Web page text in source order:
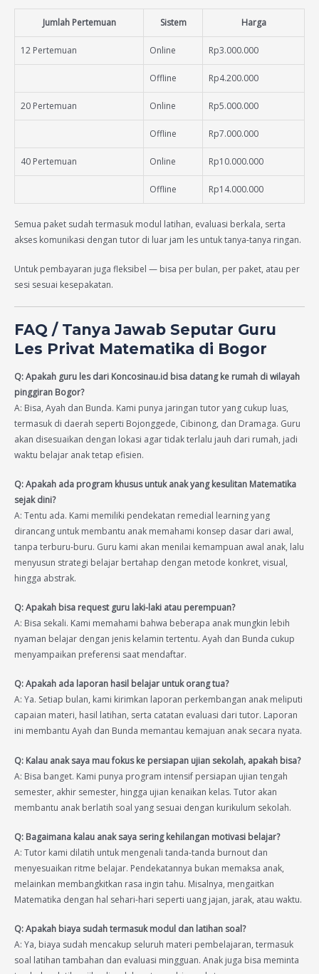
Jumlah Pertemuan Sistem Harga
12 Pertemuan Online Rp3.000.000
Offline Rp4.200.000
20 Pertemuan Online Rp5.000.000
Offline Rp7.000.000
40 Pertemuan Online Rp10.000.000
Offline Rp14.000.000
Semua paket sudah termasuk modul latihan, evaluasi berkala, serta
akses komunikasi dengan tutor di luar jam les untuk tanya-tanya ringan.
Untuk pembayaran juga fleksibel — bisa per bulan, per paket, atau per
sesi sesuai kesepakatan.
FAQ / Tanya Jawab Seputar Guru
Les Privat Matematika di Bogor
Q: Apakah guru les dari Koncosinau.id bisa datang ke rumah di wilayah
pinggiran Bogor?
A: Bisa, Ayah dan Bunda. Kami punya jaringan tutor yang cukup luas,
termasuk di daerah seperti Bojonggede, Cibinong, dan Dramaga. Guru
akan disesuaikan dengan lokasi agar tidak terlalu jauh dari rumah, jadi
waktu belajar anak tetap efisien.
Q: Apakah ada program khusus untuk anak yang kesulitan Matematika
sejak dini?
A: Tentu ada. Kami memiliki pendekatan remedial learning yang
dirancang untuk membantu anak memahami konsep dasar dari awal,
tanpa terburu-buru. Guru kami akan menilai kemampuan awal anak, lalu
menyusun strategi belajar bertahap dengan metode konkret, visual,
hingga abstrak.
Q: Apakah bisa request guru laki-laki atau perempuan?
A: Bisa sekali. Kami memahami bahwa beberapa anak mungkin lebih
nyaman belajar dengan jenis kelamin tertentu. Ayah dan Bunda cukup
menyampaikan preferensi saat mendaftar.
Q: Apakah ada laporan hasil belajar untuk orang tua?
A: Ya. Setiap bulan, kami kirimkan laporan perkembangan anak meliputi
capaian materi, hasil latihan, serta catatan evaluasi dari tutor. Laporan
ini membantu Ayah dan Bunda memantau kemajuan anak secara nyata.
Q: Kalau anak saya mau fokus ke persiapan ujian sekolah, apakah bisa?
A: Bisa banget. Kami punya program intensif persiapan ujian tengah
semester, akhir semester, hingga ujian kenaikan kelas. Tutor akan
membantu anak berlatih soal yang sesuai dengan kurikulum sekolah.
Q: Bagaimana kalau anak saya sering kehilangan motivasi belajar?
A: Tutor kami dilatih untuk mengenali tanda-tanda burnout dan
menyesuaikan ritme belajar. Pendekatannya bukan memaksa anak,
melainkan membangkitkan rasa ingin tahu. Misalnya, mengaitkan
Matematika dengan hal sehari-hari seperti uang jajan, jarak, atau waktu.
Q: Apakah biaya sudah termasuk modul dan latihan soal?
A: Ya, biaya sudah mencakup seluruh materi pembelajaran, termasuk
soal latihan tambahan dan evaluasi mingguan. Anak juga bisa meminta